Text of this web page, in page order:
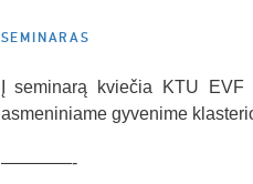
SEMINARAS
Į seminarą kviečia KTU
asmeniniame gyvenime
————-